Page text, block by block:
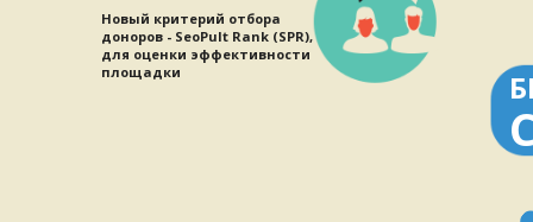
Новый критерий отбора
доноров - SeoPult Rank (SPR),
для оценки эффективности
площадки